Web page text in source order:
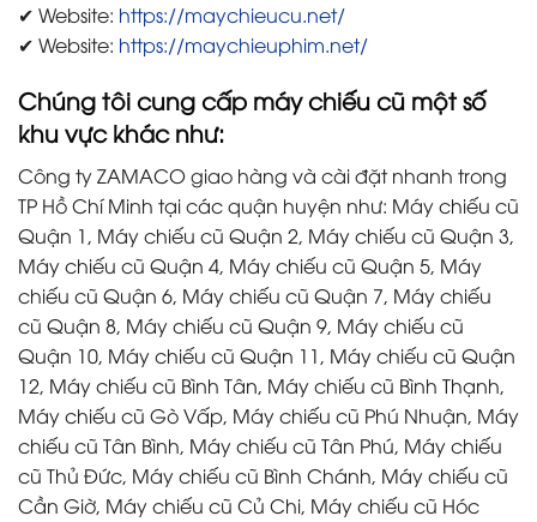
✔ Website: https://maychieucu.net/
✔ Website: https://maychieuphim.net/
Chúng tôicung cấp máy chiếu cũ một số
khu vực khác như:
Công ty ZAMACO giao hàng và cài đặt nhanh trong
TP Hồ Chí Minh tại các quận huyện như: Máy chiếu cũ
Quận 1, Máy chiếu cũ Quận 2, Máy chiếu cũ Quận 3,
Máy chiếu cũ Quận 4, Máy chiếu cũ Quận 5, Máy
chiếu cũ Quận 6, Máy chiếu cũ Quận 7, Máy chiếu
cũ Quận 8, Máy chiếu cũ Quận 9, Máy chiếu cũ
Quận 10, Máy chiếu cũ Quận 11, Máy chiếu cũ Quận
12, Máy chiếu cũ Bình Tân, Máy chiếu cũ Bình Thạnh,
Máy chiếu cũ Gò Vấp, Máy chiếu cũ Phú Nhuận, Máy
chiếu cũ Tân Bình, Máy chiếu cũ Tân Phú, Máy chiếu
cũ Thủ Đức, Máy chiếu cũ Bình Chánh, Máy chiếu cũ
Cần Giờ, Máy chiếu cũ Củ Chi, Máy chiếu cũ Hóc